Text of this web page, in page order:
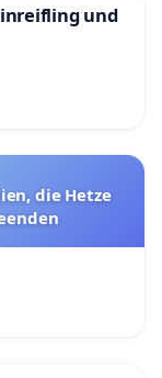
und
die Hetze